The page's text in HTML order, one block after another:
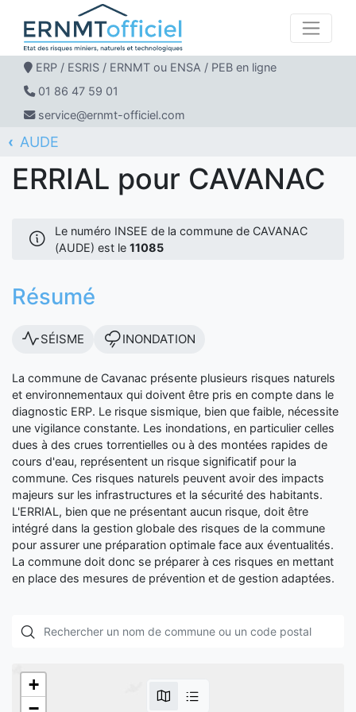
ERP / ESRIS / ERNMT ou ENSA / PEB en ligne
01 86 47 59 01
service@ernmt-officiel.com
ERNMT Officiel
ERRIAL
AUDE
CAVANAC
ERRIAL pour CAVANAC
Le numéro INSEE de la commune de CAVANAC
(AUDE) est le 11085
Résumé
SÉISME INONDATION
La commune de Cavanac présente plusieurs risques naturels
et environnementaux qui doivent être pris en compte dans le
diagnostic ERP. Le risque sismique, bien que faible, nécessite
une vigilance constante. Les inondations, en particulier celles
dues à des crues torrentielles ou à des montées rapides de
cours d'eau, représentent un risque significatif pour la
commune. Ces risques naturels peuvent avoir des impacts
majeurs sur les infrastructures et la sécurité des habitants.
L'ERRIAL, bien que ne présentant aucun risque, doit être
intégré dans la gestion globale des risques de la commune
pour assurer une préparation optimale face aux éventualités.
La commune doit donc se préparer à ces risques en mettant
en place des mesures de prévention et de gestion adaptées.
+